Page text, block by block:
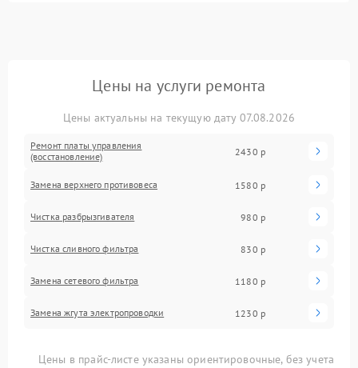
Цены на услуги ремонта
Цены актуальны на текущую дату 07.08.2026
Ремонт платы управления
(восстановление)
2430 р
Замена верхнего противовеса 1580 р
Чистка разбрызгивателя 980 р
Чистка сливного фильтра 830 р
Замена сетевого фильтра 1180 р
Замена жгута электропроводки 1230 р
Цены в прайс-листе указаны ориентировочные, без учета